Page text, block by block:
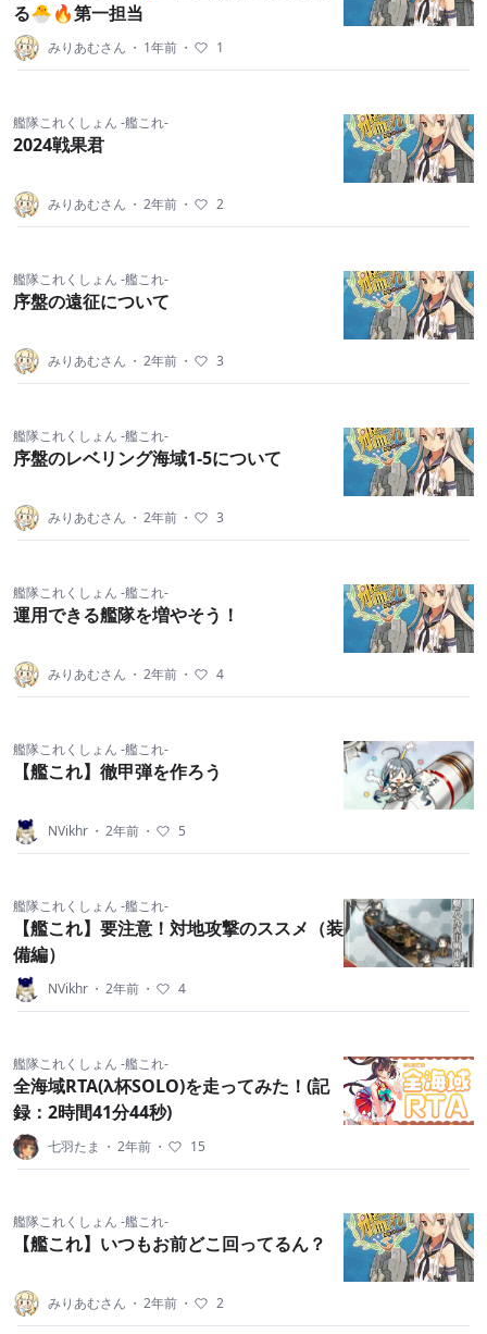
る🐣🔥第一担当
みりあむさん ・ 1年前 ・ 1
艦隊これくしょん -艦これ-
2024戦果君
みりあむさん ・ 2年前 ・ 2
艦隊これくしょん -艦これ-
序盤の遠征について
みりあむさん ・ 2年前 ・ 3
艦隊これくしょん -艦これ-
序盤のレベリング海域1-5について
みりあむさん ・ 2年前 ・ 3
艦隊これくしょん -艦これ-
運用できる艦隊を増やそう！
みりあむさん ・ 2年前 ・ 4
艦隊これくしょん -艦これ-
【艦これ】徹甲弾を作ろう
NVikhr ・ 2年前 ・ 5
艦隊これくしょん -艦これ-
【艦これ】要注意！対地攻撃のススメ（装
備編）
NVikhr ・ 2年前 ・ 4
艦隊これくしょん -艦これ-
全海域RTA(λ杯SOLO)を走ってみた！(記
録：2時間41分44秒)
七羽たま ・ 2年前 ・ 15
艦隊これくしょん -艦これ-
【艦これ】いつもお前どこ回ってるん？
みりあむさん ・ 2年前 ・ 2